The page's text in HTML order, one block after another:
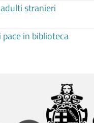
stranieri
pace in biblioteca